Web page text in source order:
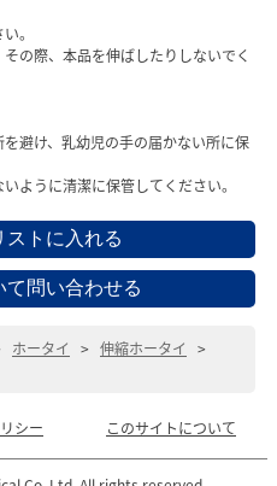
。
の際、本品を伸ばしたりしないでく
避け、乳幼児の手の届かない所に保
ように清潔に保管してください。
ホータイ > 伸縮ホータイ
>
シー このサイトについて